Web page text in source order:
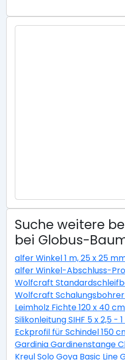
Suche weitere
bei Globus-
alfer Winkel 1 m, 25 x 25
alfer Winkel-Abschluss-
Wolfcraft
Wolfcraft Schalungsbohrer
Leimholz Fichte 120 x 40
Silikonleitung SIHF 5 x 2,5 -
Eckprofil für Schindel 150
Gardinia Gardinenstange
Kreul Solo Goya Basic